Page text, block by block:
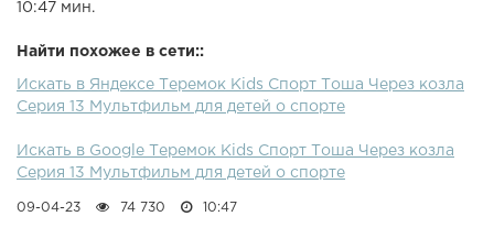
10:47 мин.
Найти похожее в сети::
Искать в Яндексе Теремок Kids Спорт Тоша Через козла
Серия 13 Мультфильм для детей о спорте
Искать в Google Теремок Kids Спорт Тоша Через козла
Серия 13 Мультфильм для детей о спорте
09-04-23 74 730 10:47